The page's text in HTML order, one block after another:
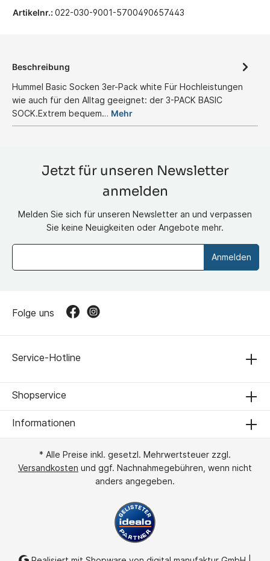
Artikelnr.: 022-030-9001-5700490657443
Beschreibung
Hummel Basic Socken 3er-Pack white Für Hochleistungen
wie auch für den Alltag geeignet: der 3-PACK BASIC
SOCK.Extrem bequem… Mehr
Jetzt für unseren Newsletter
anmelden
Melden Sie sich für unseren Newsletter an und verpassen
Sie keine Neuigkeiten oder Angebote mehr.
Anmelden
Service-Hotline
Folge uns
Shopservice
Informationen
* Alle Preise inkl. gesetzl. Mehrwertsteuer zzgl.
Versandkosten und ggf. Nachnahmegebühren, wenn nicht
anders angegeben.